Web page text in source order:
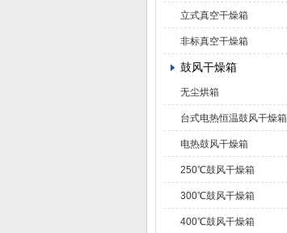
立式真空干燥箱
非标真空干燥箱
鼓风干燥箱
无尘烘箱
台式电热恒温鼓风干燥箱
电热鼓风干燥箱
250℃鼓风干燥箱
300℃鼓风干燥箱
400℃鼓风干燥箱